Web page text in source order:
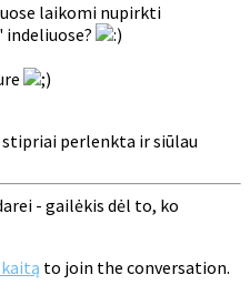
laikomi nupirkti
perlenkta ir siūlau
- gailėkis dėl to, ko
to join the conversation.